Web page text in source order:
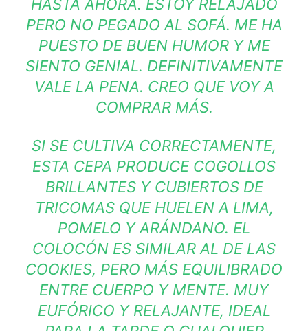
HASTA AHORA. ESTOY RELAJADO
PERO NO PEGADO AL SOFÁ. ME HA
PUESTO DE BUEN HUMOR Y ME
SIENTO GENIAL. DEFINITIVAMENTE
VALE LA PENA. CREO QUE VOY A
COMPRAR MÁS.
SI SE CULTIVA CORRECTAMENTE,
ESTA CEPA PRODUCE COGOLLOS
BRILLANTES Y CUBIERTOS DE
TRICOMAS QUE HUELEN A LIMA,
POMELO Y ARÁNDANO. EL
COLOCÓN ES SIMILAR AL DE LAS
COOKIES, PERO MÁS EQUILIBRADO
ENTRE CUERPO Y MENTE. MUY
EUFÓRICO Y RELAJANTE, IDEAL